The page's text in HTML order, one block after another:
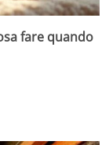
fare quando